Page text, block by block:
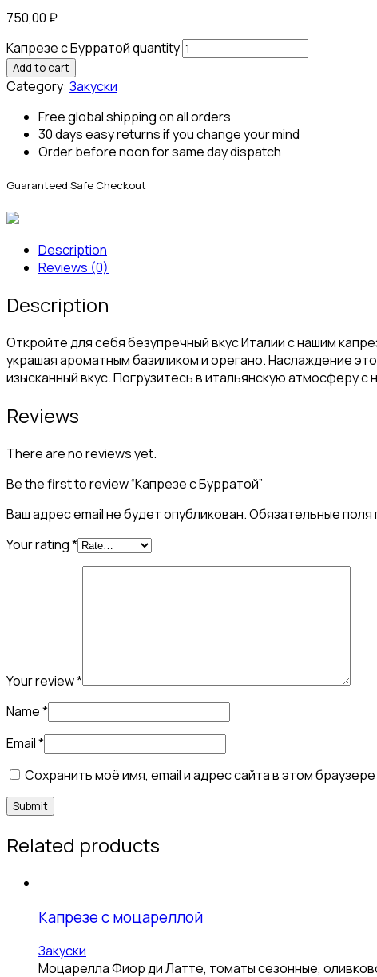
750,00 ₽
Капрезе с Бурратой quantity
Add to cart
Category: Закуски
Free global shipping on all orders
30 days easy returns if you change your mind
Order before noon for same day dispatch
Guaranteed Safe Checkout
Description
Reviews (0)
Description
Откройте для себя безупречный вкус Италии с нашим
украшая ароматным базиликом и орегано. Наслаждение
изысканный вкус. Погрузитесь в итальянскую атмосферу
Reviews
There are no reviews yet.
Be the first to review “Капрезе с Бурратой”
Ваш адрес email не будет опубликован.Обязательные поля
Your rating*
Your review*
Name*
Email*
Сохранить моё имя, email и адрес сайта в этом
Related products
Капрезе с моцареллой
Закуски
Моцарелла Фиор ди Латте, томаты сезонные,